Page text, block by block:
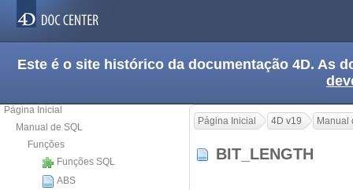
Este é o site histórico da documentação 4D. As
Página Inicial
Manual de SQL
Funções
Funções SQL
ABS
Página Inicial 4D v19 Manual
BIT_LENGTH